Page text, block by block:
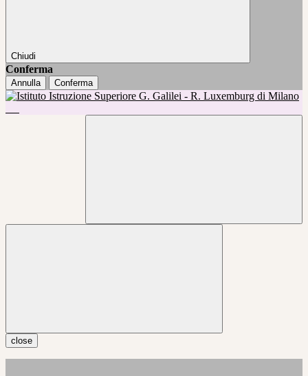
Chiudi
Conferma
Annulla Conferma
close